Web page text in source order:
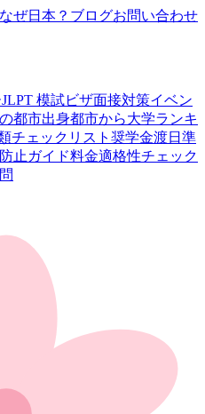
なぜ日本？ ブログお問い合わせ
JLPT 模試ビザ面接対策イベン
都市出身都市から大学ランキ
チェックリスト 奨学金渡日準
止ガイド料金適格性チェック